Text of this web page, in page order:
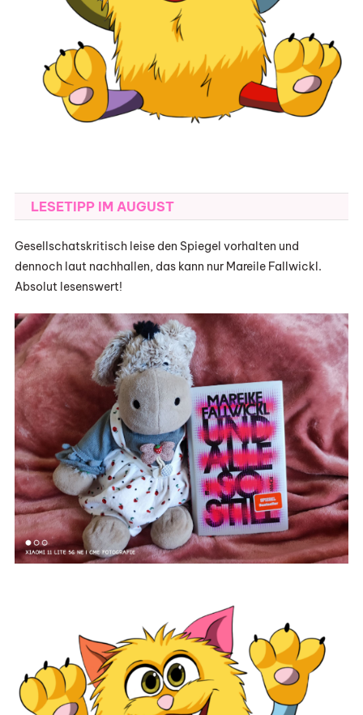
LESETIPP IM AUGUST
Gesellschatskritisch leise den Spiegel vorhalten und
dennoch laut nachhallen, das kann nur Mareile Fallwickl.
Absolut lesenswert!